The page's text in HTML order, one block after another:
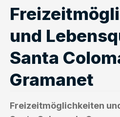
und
Santa
Gramanet
Freizeitmöglichkeiten